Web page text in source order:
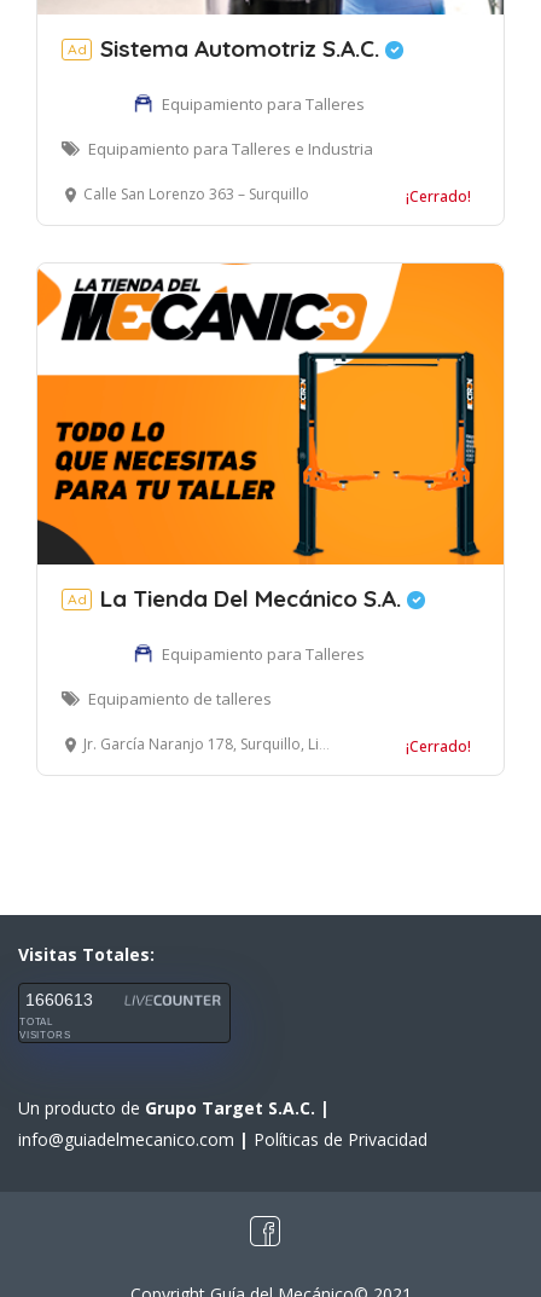
Ad Sistema Automotriz S.A.C.
Equipamiento para Talleres
Equipamiento para Talleres e Industria
Calle San Lorenzo 363 – Surquillo ¡Cerrado!
Ad La Tienda Del Mecánico S.A.
Equipamiento para Talleres
Equipamiento de talleres
Jr. García Naranjo 178, Surquillo, Lima, Perú ¡Cerrado!
Visitas Totales:
1660613
TOTAL
VISITORS
Un producto de Grupo Target S.A.C. |
info@guiadelmecanico.com | Políticas de Privacidad